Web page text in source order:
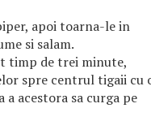
apoi toarna-le in
si salam.
timp de trei minute,
spre centrul tigaii cu
acestora sa curga pe